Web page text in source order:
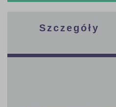
Szczegóły